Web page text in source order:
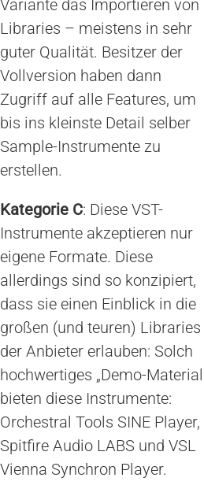
Variante das Importieren von
Libraries – meistens in sehr
guter Qualität. Besitzer der
Vollversion haben dann
Zugriff auf alle Features, um
bis ins kleinste Detail selber
Sample-Instrumente zu
erstellen.
Kategorie C: Diese VST-
Instrumente akzeptieren nur
eigene Formate. Diese
allerdings sind so konzipiert,
dass sie einen Einblick in die
großen (und teuren) Libraries
der Anbieter erlauben: Solch
hochwertiges „Demo-
bieten diese Instrumente:
Orchestral Tools SINE Player,
Spitfire Audio LABS und VSL
Vienna Synchron Player.